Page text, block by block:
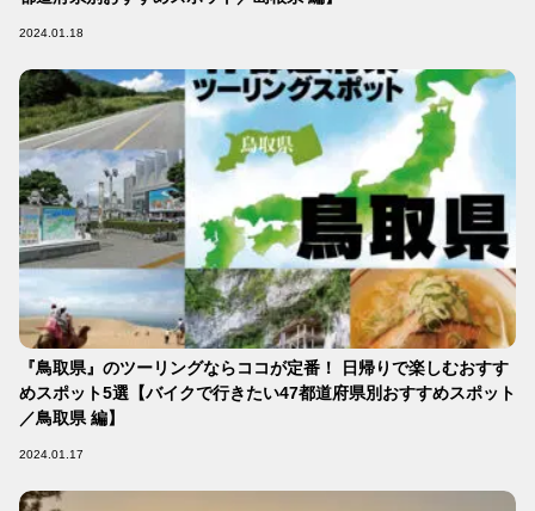
2024.01.18
『鳥取県』のツーリングならココが定番！ 日帰りで楽しむおすす
めスポット5選【バイクで行きたい47都道府県別おすすめスポット
／鳥取県 編】
2024.01.17